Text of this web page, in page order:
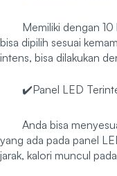
Memiliki dengan
bisa dipilih sesuai
intens, bisa dilakukan
✔️Panel LED
Anda bisa
yang ada pada panel
jarak, kalori muncul